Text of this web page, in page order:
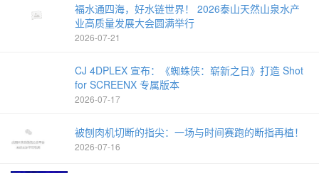
福水通四海，好水链世界！ 2026泰山天然山泉水产
业高质量发展大会圆满举行
2026-07-21
CJ 4DPLEX 宣布：《蜘蛛侠：崭新之日》打造 Shot
for SCREENX 专属版本
2026-07-17
被刨肉机切断的指尖：一场与时间赛跑的断指再植！
2026-07-16